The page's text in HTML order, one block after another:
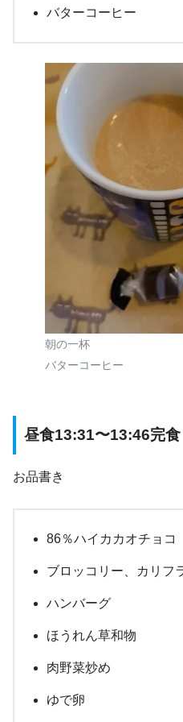
バターコーヒー
朝の一杯
バターコーヒー
昼食13:31〜13:46完食
お品書き
86％ハイカカオチョコ
ブロッコリー、カリフ
ハンバーグ
ほうれん草和物
肉野菜炒め
ゆで卵